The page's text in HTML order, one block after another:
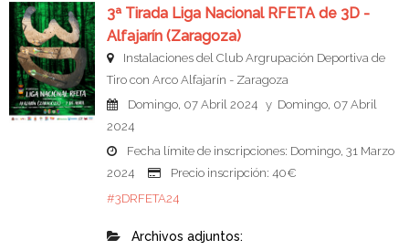
3ª Tirada Liga Nacional RFETA de 3D -
Alfajarín (Zaragoza)
Instalaciones del Club Argrupación Deportiva de
Tiro con Arco Alfajarín - Zaragoza
Domingo, 07 Abril 2024 y Domingo, 07 Abril
2024
Fecha límite de inscripciones: Domingo, 31 Marzo
2024
Precio inscripción: 40€
#3DRFETA24
Archivos adjuntos: